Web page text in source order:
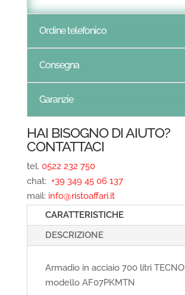
Ordine telefonico
Consegna
Garanzie
HAI BISOGNO DI AIUTO?
CONTATTACI
tel. 0522 232 750
chat: +39 349 45 06 137
mail: info@ristoaffari.it
CARATTERISTICHE
DESCRIZIONE
Armadio in acciaio 700 litri
modello AF07PKMTN